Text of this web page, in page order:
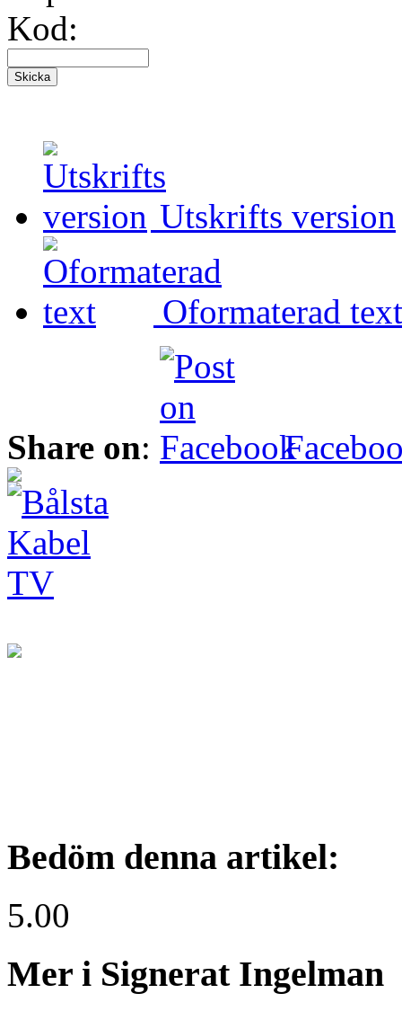
Kod:
Utskrifts version
Oformaterad text
Share on:
Bedöm denna artikel:
5.00
Mer i Signerat Ingelman